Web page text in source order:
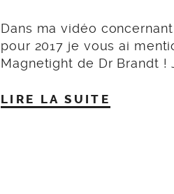
Dans ma vidéo
pour 2017 je vous ai
Magnetight de Dr Brandt !
LIRE LA SUITE